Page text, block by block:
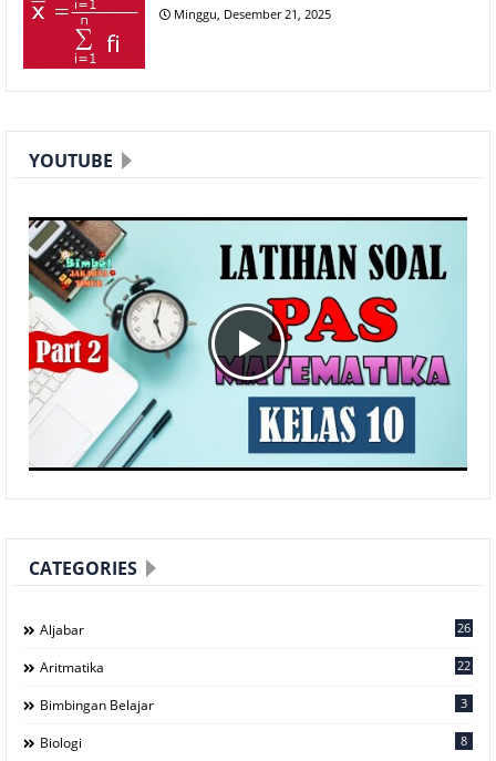
Minggu, Desember 21, 2025
YOUTUBE
CATEGORIES
Aljabar 26
Aritmatika 22
Bimbingan Belajar 3
Biologi 8